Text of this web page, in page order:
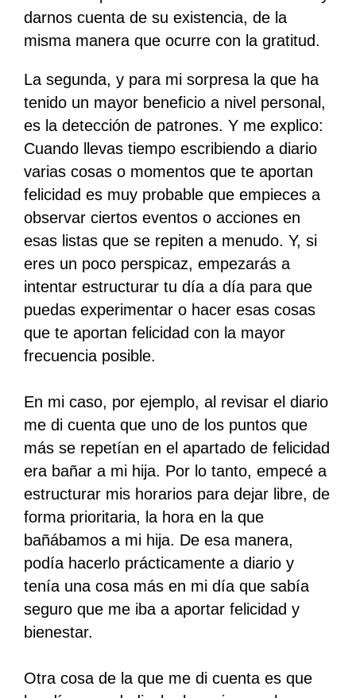
darnos cuenta de su existencia, de la
misma manera que ocurre con la gratitud.
La segunda, y para mi sorpresa la que ha
tenido un mayor beneficio a nivel personal,
es la detección de patrones. Y me explico:
Cuando llevas tiempo escribiendo a diario
varias cosas o momentos que te aportan
felicidad es muy probable que empieces a
observar ciertos eventos o acciones en
esas listas que se repiten a menudo. Y, si
eres un poco perspicaz, empezarás a
intentar estructurar tu día a día para que
puedas experimentar o hacer esas cosas
que te aportan felicidad con la mayor
frecuencia posible.
En mi caso, por ejemplo, al revisar el diario
me di cuenta que uno de los puntos que
más se repetían en el apartado de felicidad
era bañar a mi hija. Por lo tanto, empecé a
estructurar mis horarios para dejar libre, de
forma prioritaria, la hora en la que
bañábamos a mi hija. De esa manera,
podía hacerlo prácticamente a diario y
tenía una cosa más en mi día que sabía
seguro que me iba a aportar felicidad y
bienestar.
Otra cosa de la que me di cuenta es que